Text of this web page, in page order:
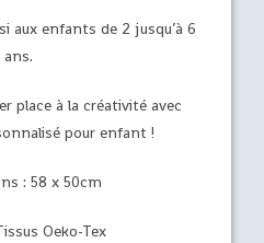
aux enfants de 2 jusqu’à 6
ans.
place à la créativité avec
pour enfant !
: 58 x 50cm
Oeko-Tex